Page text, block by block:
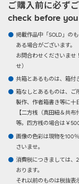
ご購入前に必ず
check before
掲載作品中「SOLD」の
ある場合がございます。
お問合わせくださいませ
せ）
共箱とあるものは、箱付
箱なしとあるものは、ご
製作、作者箱書き等に十
【二方桟（真田紐＆共
等。四方桟の場合は￥
画像の色彩は現物を100
さいませ。
消費税につきましては、
おります。
それ以前のものは税抜表